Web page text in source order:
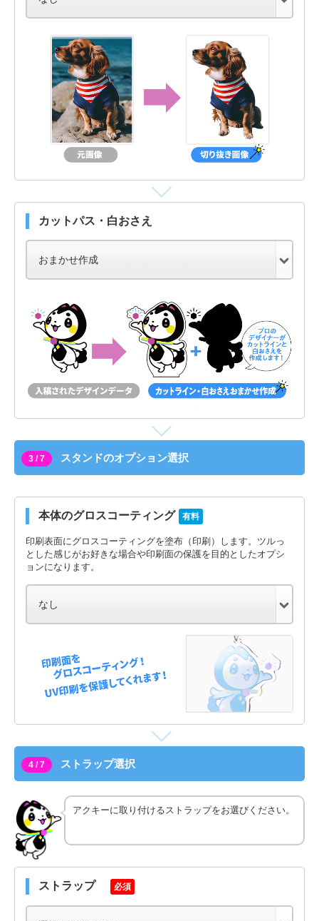
カットパス・白おさえ
3 / 7 スタンドのオプション選択
本体のグロスコーティング 有料
印刷表面にグロスコーティングを塗布（印刷）します。ツルっ
とした感じがお好きな場合や印刷面の保護を目的としたオプシ
ョンになります。
4 / 7 ストラップ選択
アクキーに取り付けるストラップをお選びください。
ストラップ 必須